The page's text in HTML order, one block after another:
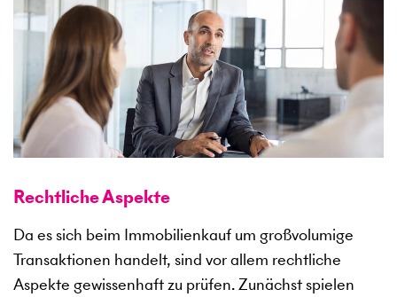
Rechtliche Aspekte
Da es sich beim Immobilienkauf um großvolumige
Transaktionen handelt, sind vor allem rechtliche
Aspekte gewissenhaft zu prüfen. Zunächst spielen